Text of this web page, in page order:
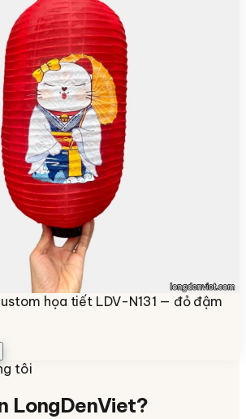
họa tiết LDV-N131 — đỏ đậm
tôi
LongDenViet?